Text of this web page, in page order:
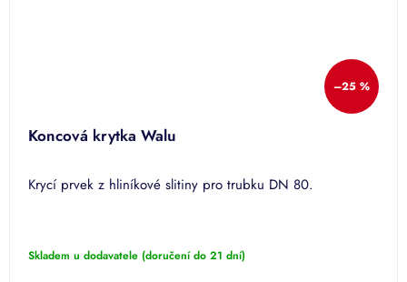
–25 %
Koncová krytka Walu
Krycí prvek z hliníkové slitiny pro trubku DN 80.
Skladem u dodavatele (doručení do 21 dní)